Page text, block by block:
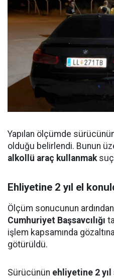
Yapılan ölçümde
olduğu belirlendi. Bunun
alkollü araç kullanmak
Ehliyetine 2 yıl el
Ölçüm sonucunun
Cumhuriyet Başsavcılığı
işlem kapsamında
götürüldü.
Sürücünün ehliyetine 2